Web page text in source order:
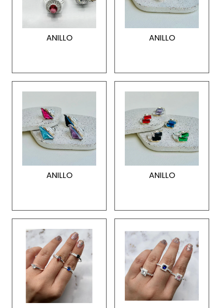
ANILLO ANILLO
ANILLO ANILLO